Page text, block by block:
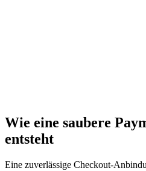
Wie eine saubere
entsteht
Eine zuverlässige Checkout-